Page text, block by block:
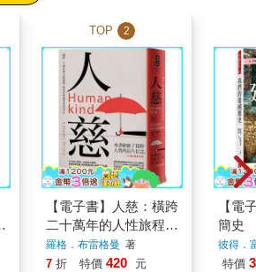
TOP 2
【電子書】人慈：橫跨
二十萬年的人性旅程，
用更好的視角看待自己
羅格．布雷格曼 著
7 折 特價 420 元
【電
簡史
彼得．
特價